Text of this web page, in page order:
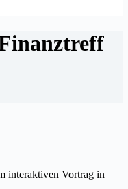
interaktiven Vortrag in